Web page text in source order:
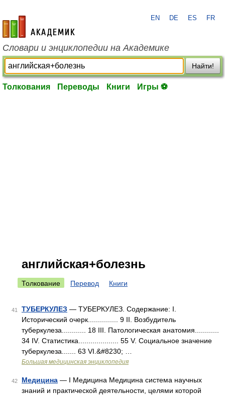
academic.ru
EN DE ES FR
Словари и энциклопедии на Академике
Найти!
Толкования Переводы Книги Игры ⚽
английская+болезнь
Толкование Перевод Книги
41 ТУБЕРКУЛЕЗ — ТУБЕРКУЛЕЗ. Содержание: I.
Исторический очерк............... 9 II. Возбудитель
туберкулеза............ 18 III. Патологическая анатомия............
34 IV. Статистика.................... 55 V. Социальное значение
туберкулеза....... 63 VІ.&#8230; …
Большая медицинская энциклопедия
42 Медицина — I Медицина Медицина система научных
знаний и практической деятельности, целями которой